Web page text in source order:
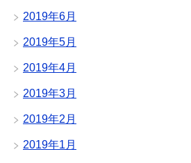
2019年6月
2019年5月
2019年4月
2019年3月
2019年2月
2019年1月